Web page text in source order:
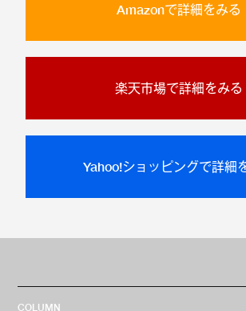
Amazonで詳細をみる
楽天市場で詳細をみる
Yahoo!ショッピングで詳細
COLUMN